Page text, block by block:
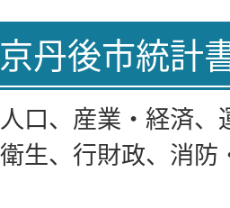
丹後市統計
口、産業・経済
生、行財政、消防